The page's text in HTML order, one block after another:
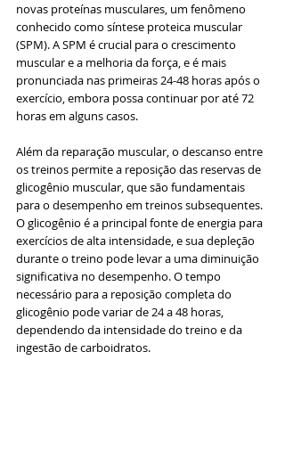
novas proteínas musculares, um fenômeno
conhecido como síntese proteica muscular
(SPM). A SPM é crucial para o crescimento
muscular e a melhoria da força, e é mais
pronunciada nas primeiras 24-48 horas após o
exercício, embora possa continuar por até 72
horas em alguns casos.
Além da reparação muscular, o descanso entre
os treinos permite a reposição das reservas de
glicogênio muscular, que são fundamentais
para o desempenho em treinos subsequentes.
O glicogênio é a principal fonte de energia para
exercícios de alta intensidade, e sua depleção
durante o treino pode levar a uma diminuição
significativa no desempenho. O tempo
necessário para a reposição completa do
glicogênio pode variar de 24 a 48 horas,
dependendo da intensidade do treino e da
ingestão de carboidratos.